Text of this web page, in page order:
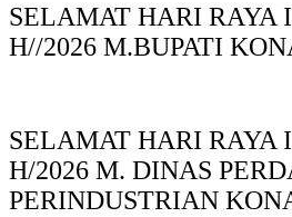
SELAMAT HARI RAYA
H//2026 M.BUPATI
SELAMAT HARI RAYA
H/2026 M. DINAS
PERINDUSTRIAN